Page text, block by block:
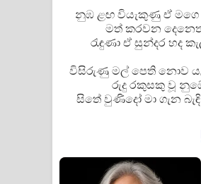
නුඹ ළඟ වියැකුණු ඒ මගෙ
මත් කරවන
රැඳුණා ඒ සුන්දර හද
විසිරුණු මල් පෙති නොව
රුදු රකුසකු වූ
සිතේ වුණිදෝ මා ගැන